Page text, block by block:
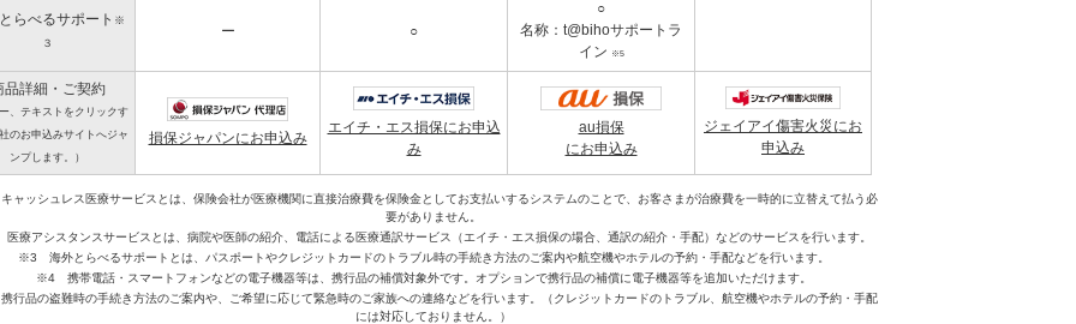
らべるサポート ※
３
ー ○
○
名称：t@bihoサポートラ
イン ※5
品詳細・ご契約
、テキストをクリックす
のお申込みサイトへジャ
ンプします。）
損保ジャパンにお申込み
エイチ・エス損保にお申込
み
au損保
にお申込み
ジェイアイ傷害火災にお
申込み
ッシュレス医療サービスとは、保険会社が医療機関に直接治療費を保険金としてお支払いするシステムのことで、お客さまが治療費を一時的に立替えて払う必
要がありません。
療アシスタンスサービスとは、病院や医師の紹介、電話による医療通訳サービス（エイチ・エス損保の場合、通訳の紹介・手配）などのサービスを行います。
※3 海外とらべるサポートとは、パスポートやクレジットカードのトラブル時の手続き方法のご案内や航空機やホテルの予約・手配などを行います。
※4 携帯電話・スマートフォンなどの電子機器等は、携行品の補償対象外です。オプションで携行品の補償に電子機器等を追加いただけます。
品の盗難時の手続き方法のご案内や、ご希望に応じて緊急時のご家族への連絡などを行います。（クレジットカードのトラブル、航空機やホテルの予約・手配
には対応しておりません。）